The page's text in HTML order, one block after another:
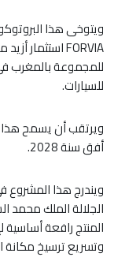
ويتوخى هذا
للمجموعة بالمغرب
للسيارات.
أفق سنة 2028.
ويندرج هذا المشروع
الجلالة الملك محمد
المنتج رافعة
وتسريع ترسيخ